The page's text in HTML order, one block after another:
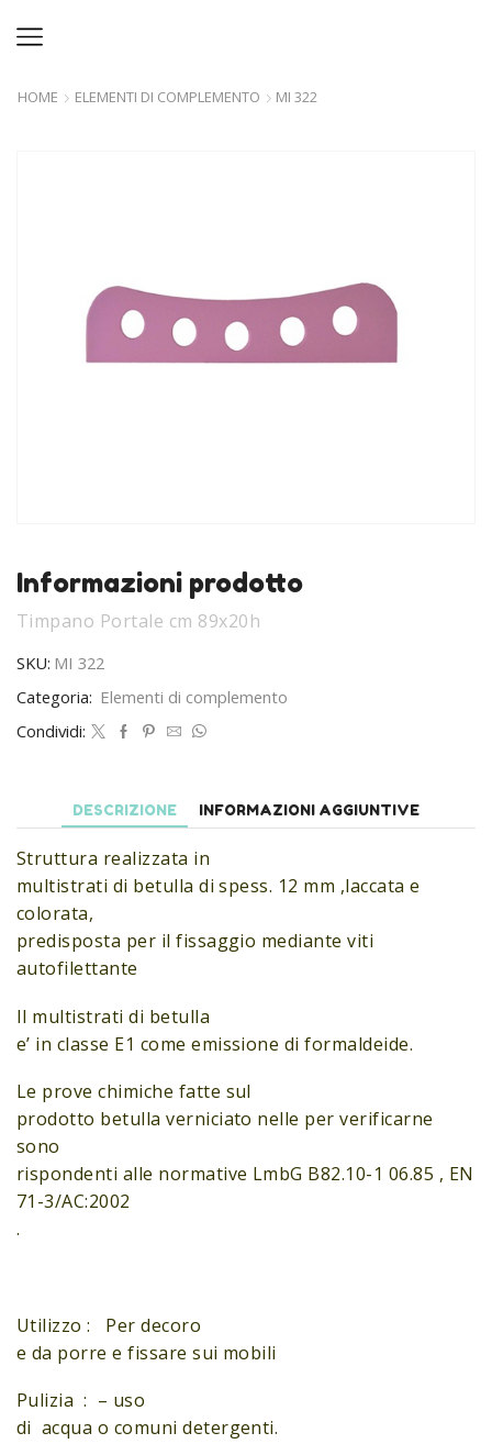
HOME ELEMENTI DI COMPLEMENTO MI 322
Informazioni prodotto
Timpano Portale cm 89x20h
SKU: MI 322
Categoria: Elementi di complemento
Condividi:
DESCRIZIONE INFORMAZIONI AGGIUNTIVE
Struttura realizzata in
multistrati di betulla di spess. 12 mm ,laccata e
colorata,
predisposta per il fissaggio mediante viti
autofilettante
Il multistrati di betulla
e’ in classe E1 come emissione di formaldeide.
Le prove chimiche fatte sul
prodotto betulla verniciato nelle per verificarne
sono
rispondenti alle normative LmbG B82.10-1 06.85 , EN
71-3/AC:2002
.
Utilizzo : Per decoro
e da porre e fissare sui mobili
Pulizia : – uso
di acqua o comuni detergenti.